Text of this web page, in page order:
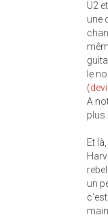
U2
une
le
A
Et
un